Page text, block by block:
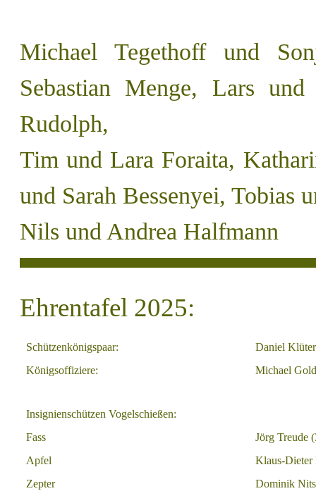
Michael Tegethoff und
Sebastian Menge, Larsund
Rudolph,
Timund Lara Foraita,
und Sarah Bessenyei, Tobias
Nilsund Andrea Halfmann
Ehrentafel 2025:
Schützenkönigspaar:
Daniel
Königsoffiziere:
Michael
Insignienschützen Vogelschießen:
Fass
Jörg Treude
Apfel
Klaus-Dieter
Zepter
Dominik